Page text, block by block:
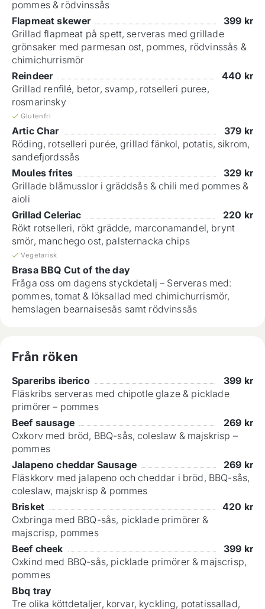
pommes & rödvinssås
Flapmeat skewer
399 kr
Grillad flapmeat på spett, serveras med grillade
grönsaker med parmesan ost, pommes, rödvinssås &
chimichurrismör
Reindeer
440 kr
Grillad renfilé, betor, svamp, rotselleri puree,
rosmarinsky
Glutenfri
Artic Char 379 kr
Röding, rotselleri purée, grillad fänkol, potatis, sikrom,
sandefjordssås
Moules frites
329 kr
Grillade blåmusslor i gräddsås & chili med pommes &
aioli
Grillad Celeriac
220 kr
Rökt rotselleri, rökt grädde, marconamandel, brynt
smör, manchego ost, palsternacka chips
Vegetarisk
Brasa BBQ Cut of the day
Fråga oss om dagens styckdetalj – Serveras med:
pommes, tomat & löksallad med chimichurrismör,
hemslagen bearnaisesås samt rödvinssås
Från röken
Spareribs iberico 399 kr
Fläskribs serveras med chipotle glaze & picklade
primörer – pommes
Beef sausage
269 kr
Oxkorv med bröd, BBQ-sås, coleslaw & majskrisp –
pommes
Jalapeno cheddar Sausage
269 kr
Fläskkorv med jalapeno och cheddar i bröd, BBQ-sås,
coleslaw, majskrisp & pommes
Brisket
420 kr
Oxbringa med BBQ-sås, picklade primörer &
majscrisp, pommes
Beef cheek
399 kr
Oxkind med BBQ-sås, picklade primörer & majscrisp,
pommes
Bbq tray
Tre olika köttdetaljer, korvar, kyckling, potatissallad,